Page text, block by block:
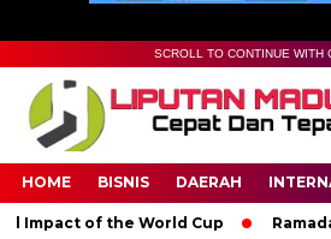
SCROLL TO CONTINUE WITH
HOME BISNIS DAERAH
of the World Cup Ramadan: